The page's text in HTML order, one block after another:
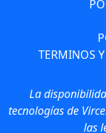
TERMINOS
La
tecnologías de
las